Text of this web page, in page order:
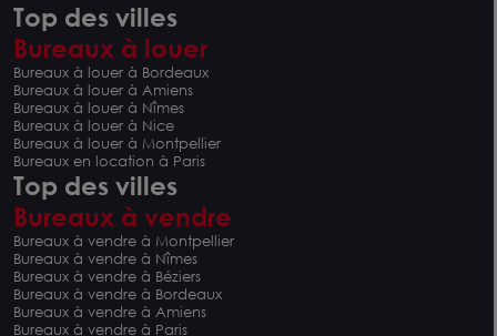
Top des villes
Bureaux à louer
Bureaux à louer à Bordeaux
Bureaux à louer à Amiens
Bureaux à louer à Nîmes
Bureaux à louer à Nice
Bureaux à louer à Montpellier
Bureaux en location à Paris
Top des villes
Bureaux à vendre
Bureaux à vendre à Montpellier
Bureaux à vendre à Nîmes
Bureaux à vendre à Béziers
Bureaux à vendre à Bordeaux
Bureaux à vendre à Amiens
Bureaux à vendre à Paris